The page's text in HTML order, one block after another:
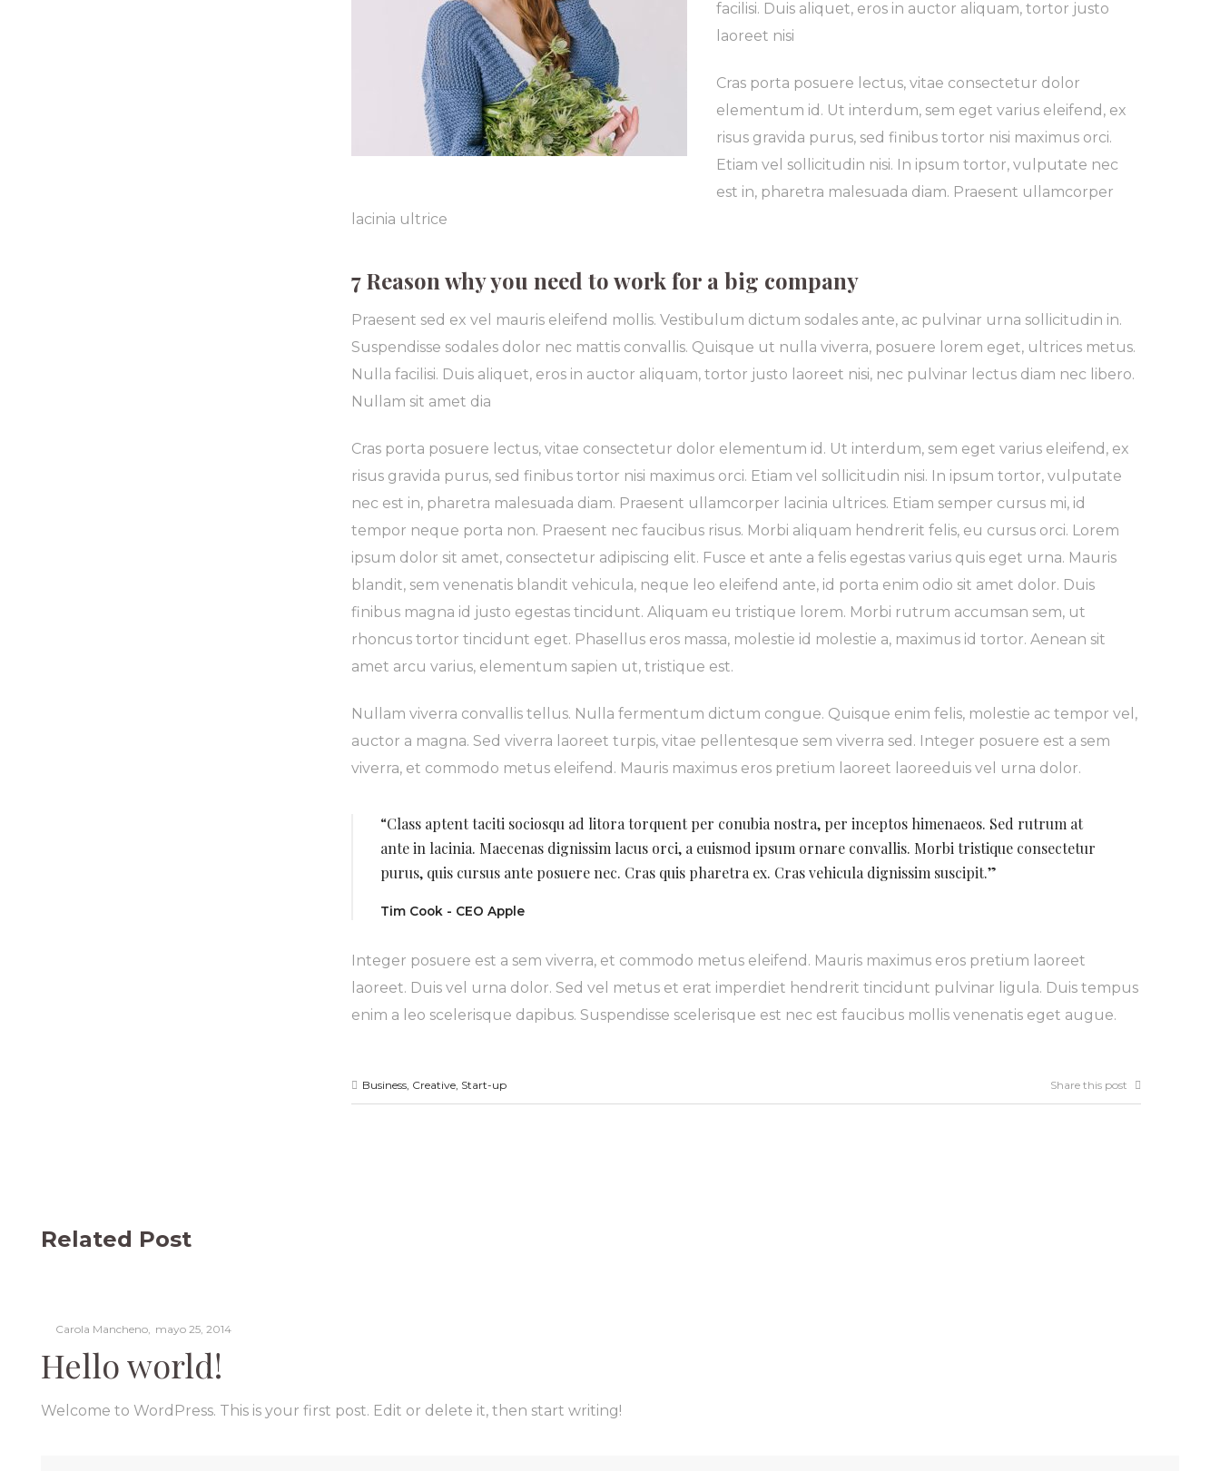
facilisi. Duis aliquet, eros in auctor aliquam, tortor justo
laoreet nisi
Cras porta posuere lectus, vitae consectetur dolor
elementum id. Ut interdum, sem eget varius eleifend, ex
risus gravida purus, sed finibus tortor nisi maximus orci.
Etiam vel sollicitudin nisi. In ipsum tortor, vulputate nec
est in, pharetra malesuada diam. Praesent ullamcorper
lacinia ultrice
7 Reason why you need to work for a big company
Praesent sed ex vel mauris eleifend mollis. Vestibulum dictum sodales ante, ac pulvinar urna sollicitudin in.
Suspendisse sodales dolor nec mattis convallis. Quisque ut nulla viverra, posuere lorem eget, ultrices metus.
Nulla facilisi. Duis aliquet, eros in auctor aliquam, tortor justo laoreet nisi, nec pulvinar lectus diam nec libero.
Nullam sit amet dia
Cras porta posuere lectus, vitae consectetur dolor elementum id. Ut interdum, sem eget varius eleifend, ex
risus gravida purus, sed finibus tortor nisi maximus orci. Etiam vel sollicitudin nisi. In ipsum tortor, vulputate
nec est in, pharetra malesuada diam. Praesent ullamcorper lacinia ultrices. Etiam semper cursus mi, id
tempor neque porta non. Praesent nec faucibus risus. Morbi aliquam hendrerit felis, eu cursus orci. Lorem
ipsum dolor sit amet, consectetur adipiscing elit. Fusce et ante a felis egestas varius quis eget urna. Mauris
blandit, sem venenatis blandit vehicula, neque leo eleifend ante, id porta enim odio sit amet dolor. Duis
finibus magna id justo egestas tincidunt. Aliquam eu tristique lorem. Morbi rutrum accumsan sem, ut
rhoncus tortor tincidunt eget. Phasellus eros massa, molestie id molestie a, maximus id tortor. Aenean sit
amet arcu varius, elementum sapien ut, tristique est.
Nullam viverra convallis tellus. Nulla fermentum dictum congue. Quisque enim felis, molestie ac tempor vel,
auctor a magna. Sed viverra laoreet turpis, vitae pellentesque sem viverra sed. Integer posuere est a sem
viverra, et commodo metus eleifend. Mauris maximus eros pretium laoreet laoreeduis vel urna dolor.
“Class aptent taciti sociosqu ad litora torquent per conubia nostra, per inceptos himenaeos. Sed rutrum at
ante in lacinia. Maecenas dignissim lacus orci, a euismod ipsum ornare convallis. Morbi tristique consectetur
purus, quis cursus ante posuere nec. Cras quis pharetra ex. Cras vehicula dignissim suscipit.”
Tim Cook - CEO Apple
Integer posuere est a sem viverra, et commodo metus eleifend. Mauris maximus eros pretium laoreet
laoreet. Duis vel urna dolor. Sed vel metus et erat imperdiet hendrerit tincidunt pulvinar ligula. Duis tempus
enim a leo scelerisque dapibus. Suspendisse scelerisque est nec est faucibus mollis venenatis eget augue.
Business, Creative, Start-up Share this post
Related Post
Carola Mancheno Posted
mayo 25, 2014
Hello world!
Welcome to WordPress. This is your first post. Edit or delete it, then start writing!